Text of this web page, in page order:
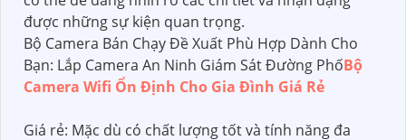
được những sự kiện quan trọng.
Bộ Camera Bán Chạy Đề Xuất Phù Hợp Dành Cho
Bạn: Lắp Camera An Ninh Giám Sát Đường PhốBộ
Camera Wifi Ổn Định Cho Gia Đình Giá Rẻ
Giá rẻ: Mặc dù có chất lượng tốt và tính năng đa